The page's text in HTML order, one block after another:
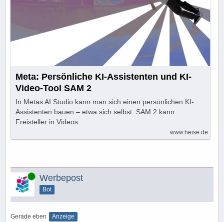
Meta: Persönliche KI-Assistenten und KI-
Video-Tool SAM 2
In Metas AI Studio kann man sich einen persönlichen KI-
Assistenten bauen – etwa sich selbst. SAM 2 kann
Freisteller in Videos.
www.heise.de
Online Werbepost
Bot
Gerade eben Anzeige